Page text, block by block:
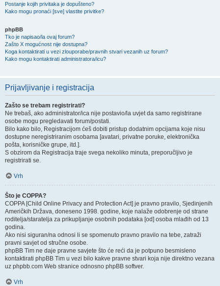
Postanje kojih privitaka je dopušteno?
Kako mogu pronaći [sve] vlastite privitke?
phpBB
Tko je napisao/la ovaj forum?
Zašto X mogućnost nije dostupna?
Koga kontaktirati u vezi zlouporabe/pravnih stvari vezanih uz forum?
Kako mogu kontaktirati administratora/icu?
Prijavljivanje i registracija
Zašto se trebam registrirati?
Ne trebaš, ako administrator/ica nije postavio/la uvjet da samo registrirane
osobe mogu pregledavati forum/postati.
Bilo kako bilo, Registracijom ćeš dobiti pristup dodatnim opcijama koje nisu
dostupne neregistriranim osobama [avatari, privatne poruke, elektronička
pošta, korisničke grupe, itd.].
S obzirom da Registracija traje svega nekoliko minuta, preporučljivo je
registrirati se.
Vrh
Što je COPPA?
COPPA [Child Online Privacy and Protection Act] je pravno pravilo, Sjedinjenih
Američkih Država, doneseno 1998. godine, koje nalaže odobrenje od strane
roditelja/staratelja za prikupljanje osobnih podataka [od] osoba mlađih od 13
godina.
Ako nisi siguran/na odnosi li se spomenuto pravno pravilo na tebe, zatraži
pravni savjet od stručne osobe.
phpBB Tim ne daje pravne savjete što će reći da je potpuno besmisleno
kontaktirati phpBB Tim u vezi bilo kakve pravne stvari koja nije direktno vezana
uz phpbb.com Web stranice odnosno phpBB softver.
Vrh